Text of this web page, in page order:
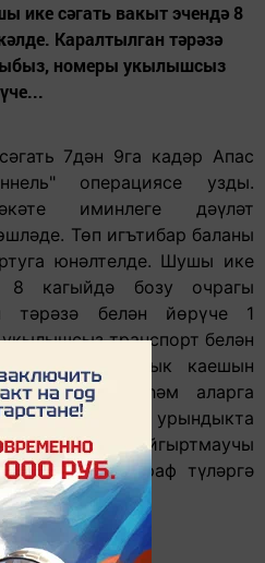
ике сәгать вакыт эчендә 8
Каралтылган тәрәзә
номеры укылышсыз
7дән 9га кадәр Апас
операциясе узды.
иминлеге дәүләт
Төп игътибар баланы
юнәлтелде. Шушы ике
8 кагыйдә бозу очрагы
тәрәзә белән йөрүче 1
транспорт белән
куркынычсызлык каешын
һәм аларга
махсус урындыкта
кайгыртмаучы
зур сумма штраф түләргә